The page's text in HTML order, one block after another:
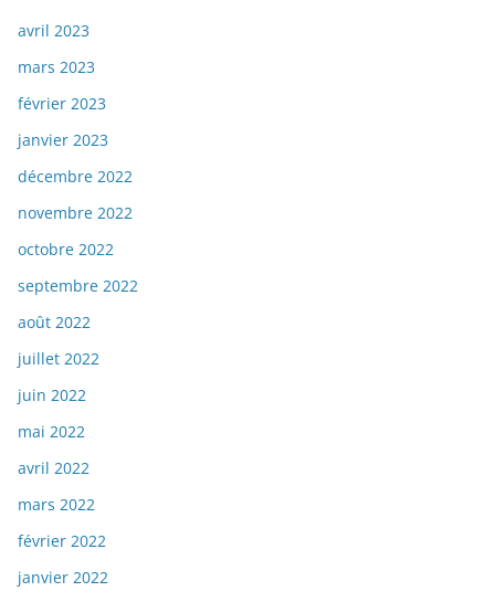
avril 2023
mars 2023
février 2023
janvier 2023
décembre 2022
novembre 2022
octobre 2022
septembre 2022
août 2022
juillet 2022
juin 2022
mai 2022
avril 2022
mars 2022
février 2022
janvier 2022